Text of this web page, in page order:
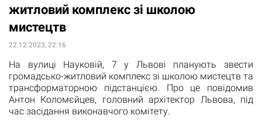
житловий комплекс зі школою
мистецтв
22.12.2023, 22:16
На вулиці Науковій, 7 у Львові планують звести
громадсько-житловий комплекс зі школою мистецтв та
трансформаторною підстанцією. Про це повідомив
Антон Коломєйцев, головний архітектор Львова, під
час засідання виконавчого комітету.